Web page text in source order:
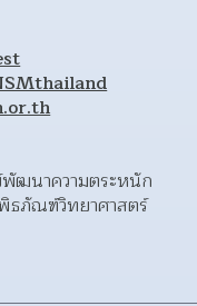
ฒนาความตระหนัก
ธภัณฑ์วิทยาศาสตร์